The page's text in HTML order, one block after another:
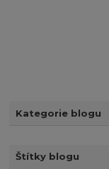
Kategorie blogu
Štítky blogu